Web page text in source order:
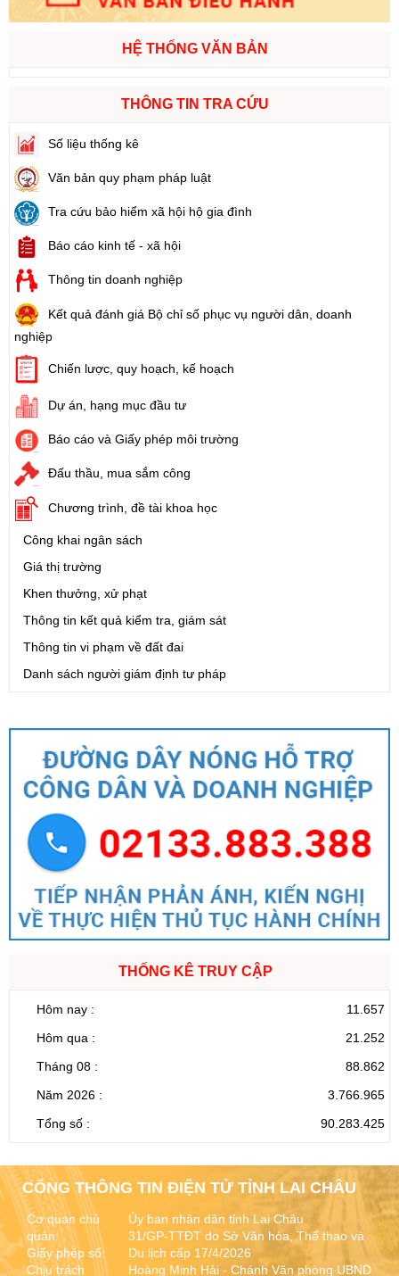
HỆ THỐNG VĂN BẢN
THÔNG TIN TRA CỨU
Số liệu thống kê
Văn bản quy phạm pháp luật
Tra cứu bảo hiểm xã hội hộ gia đình
Báo cáo kinh tế - xã hội
Thông tin doanh nghiệp
Kết quả đánh giá Bộ chỉ số phục vụ người dân, doanh
nghiệp
Chiến lược, quy hoạch, kế hoạch
Dự án, hạng mục đầu tư
Báo cáo và Giấy phép môi trường
Đấu thầu, mua sắm công
Chương trình, đề tài khoa học
Công khai ngân sách
Giá thị trường
Khen thưởng, xử phạt
Thông tin kết quả kiểm tra, giám sát
Thông tin vi phạm về đất đai
Danh sách người giám định tư pháp
THỐNG KÊ TRUY CẬP
Hôm nay :
11.657
Hôm qua :
21.252
Tháng 08 :
88.862
Năm 2026 :
3.766.965
Tổng số :
90.283.425
CỔNG THÔNG TIN ĐIỆN TỬ TỈNH LAI CHÂU
Cơ quan chủ
quản:
Giấy phép số:
Chịu trách
Ủy ban nhân dân tỉnh Lai Châu
31/GP-TTĐT do Sở Văn hóa, Thể thao và
Du lịch cấp 17/4/2026
Hoàng Minh Hải - Chánh Văn phòng UBND